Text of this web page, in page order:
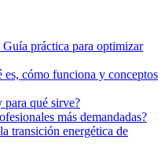
práctica para optimizar
cómo funciona y conceptos
para qué sirve?
más demandadas?
transición energética de